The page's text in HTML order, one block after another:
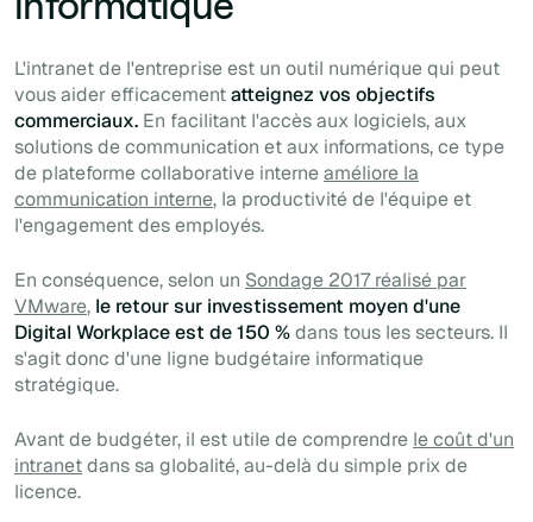
L'intranet de l'entreprise est un outil numérique qui peut
vous aider efficacementatteignez vos objectifs
commerciaux. En facilitant l'accès aux logiciels, aux
solutions de communication et aux informations, ce type
de plateforme collaborative interneaméliore la
communication interne, la productivité de l'équipe et
l'engagement des employés.
En conséquence, selon un Sondage 2017 réalisé par
VMware, le retour sur investissement moyen d'une
Digital Workplace est de 150 %dans tous les secteurs. Il
s'agit donc d'une ligne budgétaire informatique
stratégique.
Avant de budgéter, il est utile de comprendre le coût d'un
intranetdans sa globalité, au-delà du simple prix de
licence.